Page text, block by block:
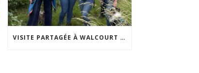
VISITE PARTAGÉE À WALCOURT : UNE DÉMARCHE PARTICIPATIVE ANIMÉE PAR ESPACE ENVIRONNEMENT